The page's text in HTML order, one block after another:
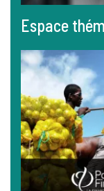
Espace